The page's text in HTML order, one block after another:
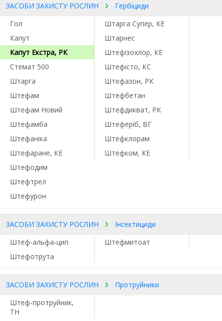
ЗАСОБИ ЗАХИСТУ РОСЛИН
Гербіциди
Гол
Капут
Капут Екстра, РК
Стемат 500
Штарга
Штарга Супер, КЕ
Штарнес
Штефізохлор, КЕ
Штефісто, КС
Штефазон, РК
Штефам
Штефам Новий
Штефамба
Штефаніка
Штефаране, КЕ
Штефбетан
Штефдикват, РК
Штеферіб, ВГ
Штефклорам
Штефком, КЕ
Штефодим
Штефтрел
Штефурон
ЗАСОБИ ЗАХИСТУ РОСЛИН
Інсектициди
Штеф-альфа-цип
Штефмитоат
Штефотрута
ЗАСОБИ ЗАХИСТУ РОСЛИН
Протруйники
Штеф-протруйник,
ТН